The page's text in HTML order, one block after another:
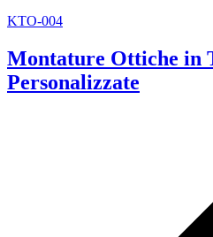
KTO-004
Montature Ottiche in
Personalizzate